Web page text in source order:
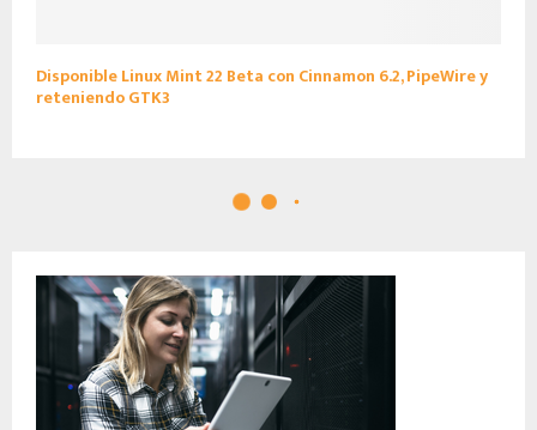
Disponible Linux Mint 22 Beta con Cinnamon 6.2, PipeWire y
reteniendo GTK3